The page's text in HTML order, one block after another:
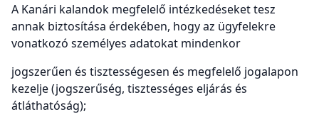
A Kanári kalandok megfelelő intézkedéseket tesz
annak biztosítása érdekében, hogy az ügyfelekre
vonatkozó személyes adatokat mindenkor
jogszerűen és tisztességesen és megfelelő jogalapon
kezelje (jogszerűség, tisztességes eljárás és
átláthatóság);